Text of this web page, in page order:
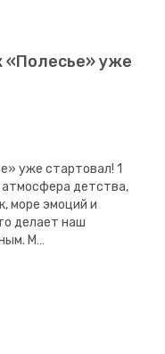
«Полесье» уже
уже стартовал! 1
детства,
море эмоций и
делает наш
М…